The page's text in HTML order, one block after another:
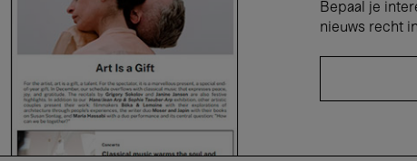
Bepaal je
nieuws recht